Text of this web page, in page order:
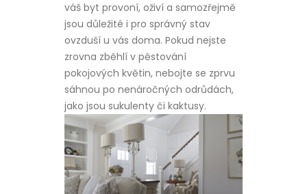
váš byt provoní, oživí a samozřejmě
jsou důležité i pro správný stav
ovzduší u vás doma. Pokud nejste
zrovna zběhlí v pěstování
pokojových květin, nebojte se zprvu
sáhnou po nenáročných odrůdách,
jako jsou sukulenty či kaktusy.